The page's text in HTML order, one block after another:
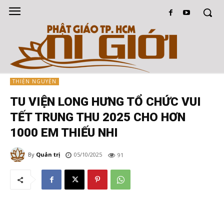
THIỆN NGUYỆN
TU VIỆN LONG HƯNG TỔ CHỨC VUI
TẾT TRUNG THU 2025 CHO HƠN
1000 EM THIẾU NHI
By Quản trị 05/10/2025 91